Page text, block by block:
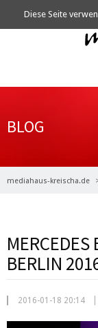
BLOG
mediahaus-kreischa.de
BERLIN
2016-01-18 20:14
Diese Seite